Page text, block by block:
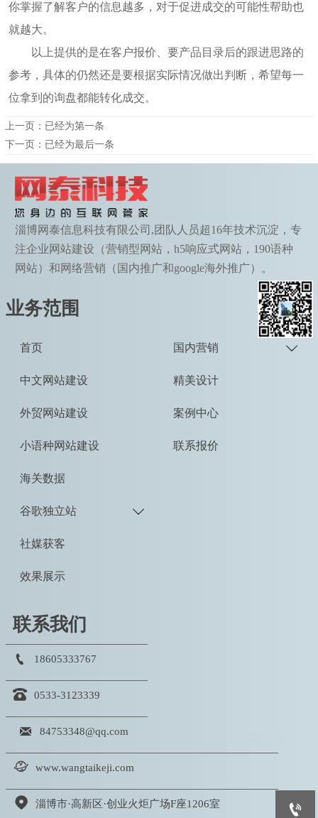
你掌握了解客户的信息越多，对于促进成交的可能性帮助也
就越大。
以上提供的是在客户报价、要产品目录后的跟进思路的
参考，具体的仍然还是要根据实际情况做出判断，希望每一
位拿到的询盘都能转化成交。
上一页：已经为第一条
下一页：已经为最后一条
淄博网泰信息科技有限公司,团队人员超16年技术沉淀，专
注企业网站建设（营销型网站，h5响应式网站，190语种
网站）和网络营销（国内推广和google海外推广）。
业务范围
首页
中文网站建设
外贸网站建设
小语种网站建设
海关数据
谷歌独立站 
社媒获客
效果展示
国内营销 
精美设计
案例中心
联系报价
联系我们
 18605333767
 0533-3123339
 84753348@qq.com
 www.wangtaikeji.com
 淄博市·高新区·创业火炬广场F座1206室 